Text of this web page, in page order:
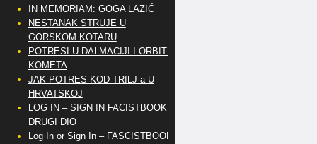
IN MEMORIAM: GOGA LAZIĆ
NESTANAK STRUJE U
GORSKOM KOTARU
POTRESI U DALMACIJI I ORBITE
KOMETA
JAK POTRES KOD TRILJ-a U
HRVATSKOJ
LOG IN – SIGN IN FACISTBOOK –
DRUGI DIO
Log In or Sign In – FASCISTBOOK